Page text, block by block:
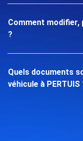
Comment
?
Quels documents
véhicule à PERTUIS